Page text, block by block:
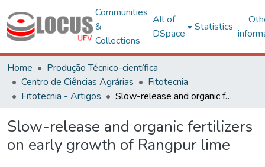
Communities
&
Collections
All of
DSpace
Statistics
Home
Produção Técnico-científica
Centro de Ciências Agrárias
Fitotecnia
Fitotecnia - Artigos
Slow-release and organic fertilizers on early growth of Rangpur lime
Slow-release and organic fertilizers
on early growth of Rangpur lime